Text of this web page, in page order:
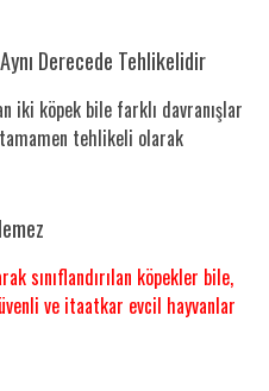
Derecede Tehlikelidir
iki köpek bile farklı davranışlar
tehlikeli olarak
sınıflandırılan köpekler bile,
ve itaatkar evcil hayvanlar